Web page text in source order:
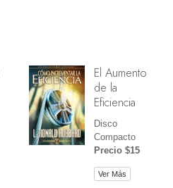
El Aumento
de la
Eficiencia
Disco
Compacto
Precio $15
Ver Más